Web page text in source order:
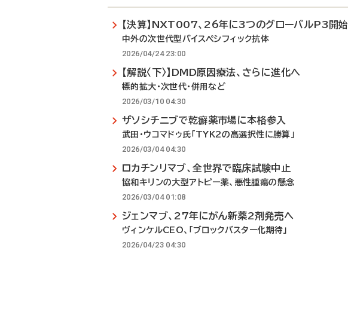
【決算】NXT007、26年に3つのグローバルP3開始
中外の次世代型バイスペシフィック抗体
2026/04/24 23:00
【解説〈下〉】DMD原因療法、さらに進化へ
標的拡大・次世代・併用など
2026/03/10 04:30
ザソシチニブで乾癬薬市場に本格参入
武田・ウコマドゥ氏「TYK2の高選択性に勝算」
2026/03/04 04:30
ロカチンリマブ、全世界で臨床試験中止
協和キリンの大型アトピー薬、悪性腫瘍の懸念
2026/03/04 01:08
ジェンマブ、27年にがん新薬2剤発売へ
ヴィンケルCEO、「ブロックバスター化期待」
2026/04/23 04:30